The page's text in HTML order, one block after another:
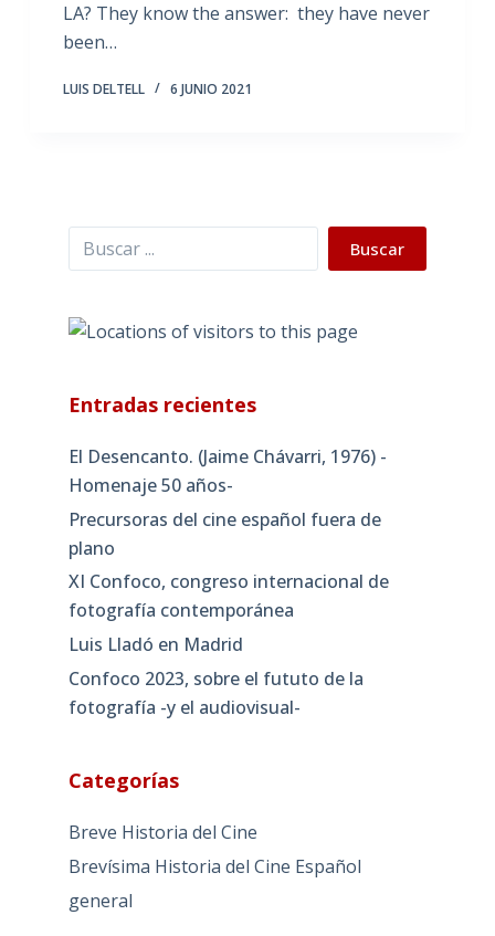
LA? They know the answer: they have never
been…
LUIS DELTELL 6 JUNIO 2021
Buscar Buscar
Entradas recientes
El Desencanto. (Jaime Chávarri, 1976) -
Homenaje 50 años-
Precursoras del cine español fuera de
plano
XI Confoco, congreso internacional de
fotografía contemporánea
Luis Lladó en Madrid
Confoco 2023, sobre el fututo de la
fotografía -y el audiovisual-
Categorías
Breve Historia del Cine
Brevísima Historia del Cine Español
general